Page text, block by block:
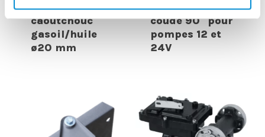
Tuyau
caoutchouc
gasoil/huile
ø20 mm
Embout cannelé
coudé 90° pour
pompes 12 et
24V